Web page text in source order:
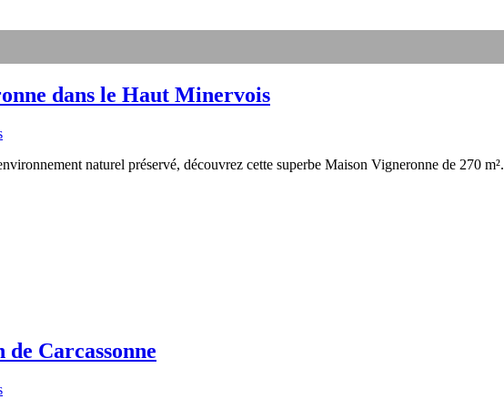
dans le Haut Minervois
naturel préservé, découvrez cette superbe Maison Vigneronne de 270 m².
Carcassonne